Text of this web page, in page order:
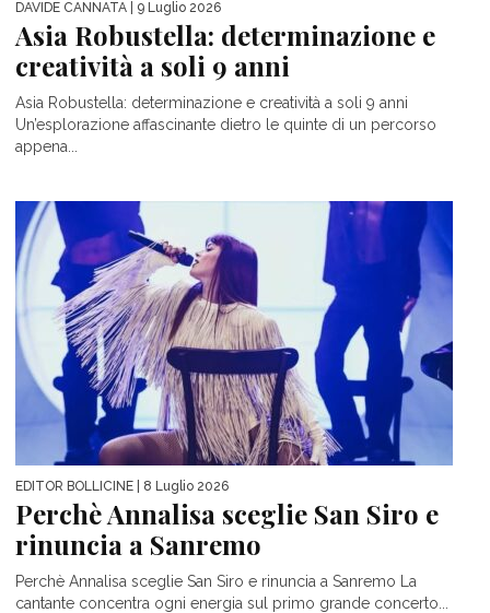
DAVIDE CANNATA | 9 Luglio 2026
Asia Robustella: determinazione e
creatività a soli 9 anni
Asia Robustella: determinazione e creatività a soli 9 anni
Un’esplorazione affascinante dietro le quinte di un percorso
appena...
EDITOR BOLLICINE | 8 Luglio 2026
Perchè Annalisa sceglie San Siro e
rinuncia a Sanremo
Perchè Annalisa sceglie San Siro e rinuncia a Sanremo La
cantante concentra ogni energia sul primo grande concerto...